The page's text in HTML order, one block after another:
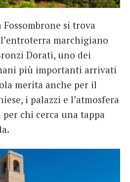
Fossombrone si trova
marchigiano
Dorati, uno dei
più importanti arrivati
merita anche per il
i palazzi e l’atmosfera
chi cerca una tappa